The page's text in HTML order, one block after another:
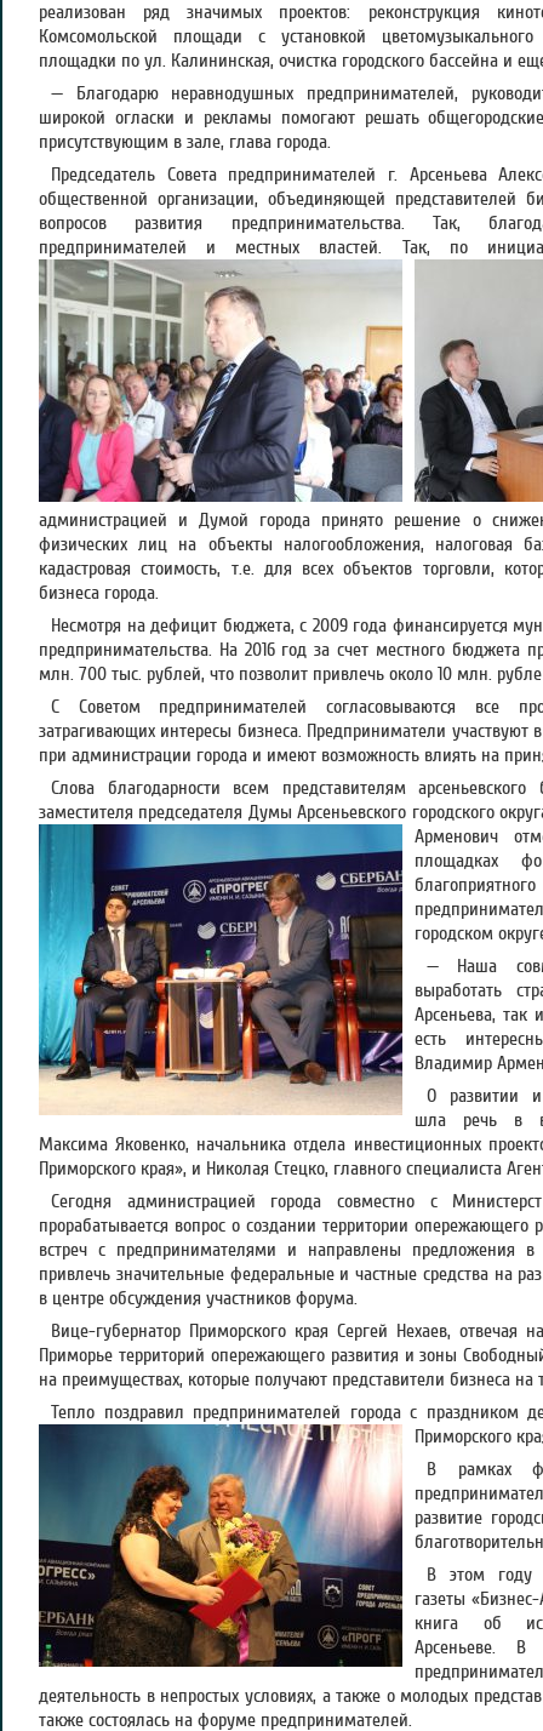
реализован ряд значимых проектов: реконструкция
Комсомольской площади с установкой цветомузыкального
площадки по ул. Калининская, очистка городского бассейна и
— Благодарю неравнодушных предпринимателей,
широкой огласки и рекламы помогают решать
присутствующим в зале, глава города.
Председатель Совета предпринимателей г. Арсеньева
общественной организации, объединяющей представителей
вопросов развития предпринимательства. Так,
предпринимателей и местных властей. Так, по
администрацией и Думой города принято решение о
физических лиц на объекты налогообложения, налоговая
кадастровая стоимость, т.е. для всех объектов торговли,
бизнеса города.
Несмотря на дефицит бюджета, с 2009 года финансируется
предпринимательства. На 2016 год за счет местного бюджета
млн. 700 тыс. рублей, что позволит привлечь около 10 млн.
С Советом предпринимателей согласовываются все
затрагивающих интересы бизнеса. Предприниматели участвуют
при администрации города и имеют возможность влиять на
Слова благодарности всем представителям арсеньевского
заместителя председателя Думы Арсеньевского городского
Арменович
площадках
городском
— Наша
выработать
Арсеньева, так
есть
Владимир
О развитии
шла речь в
Максима Яковенко, начальника отдела инвестиционных
Приморского края», и Николая Стецко, главного специалиста
Сегодня администрацией города совместно с
прорабатывается вопрос о создании территории опережающего
встреч с предпринимателями и направлены предложения в
привлечь значительные федеральные и частные средства на
в центре обсуждения участников форума.
Вице-губернатор Приморского края Сергей Нехаев, отвечая
Приморье территорий опережающего развития и зоны
на преимуществах, которые получают представители бизнеса на
Тепло поздравил предпринимателей города с праздником
Приморского
В рамках
развитие
В этом году
газеты
книга об
Арсеньеве. В
деятельность в непростых условиях, а также о молодых
также состоялась на форуме предпринимателей.